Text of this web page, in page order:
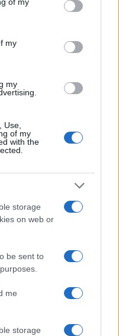
its third-party tags to
in below Google
my
my
Use,
of my
with the
storage
on web or
be sent to
me
storage
GOOGLE
ΕΔΩ
Ισπανίας και
μαμούθ
υπέγραψαν
Συμφωνία της